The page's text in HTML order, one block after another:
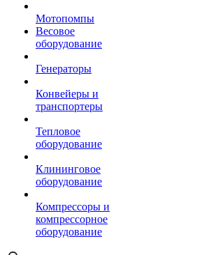
Мотопомпы
Весовое
оборудование
Генераторы
Конвейеры и
транспортеры
Тепловое
оборудование
Клининговое
оборудование
Компрессоры и
компрессорное
оборудование